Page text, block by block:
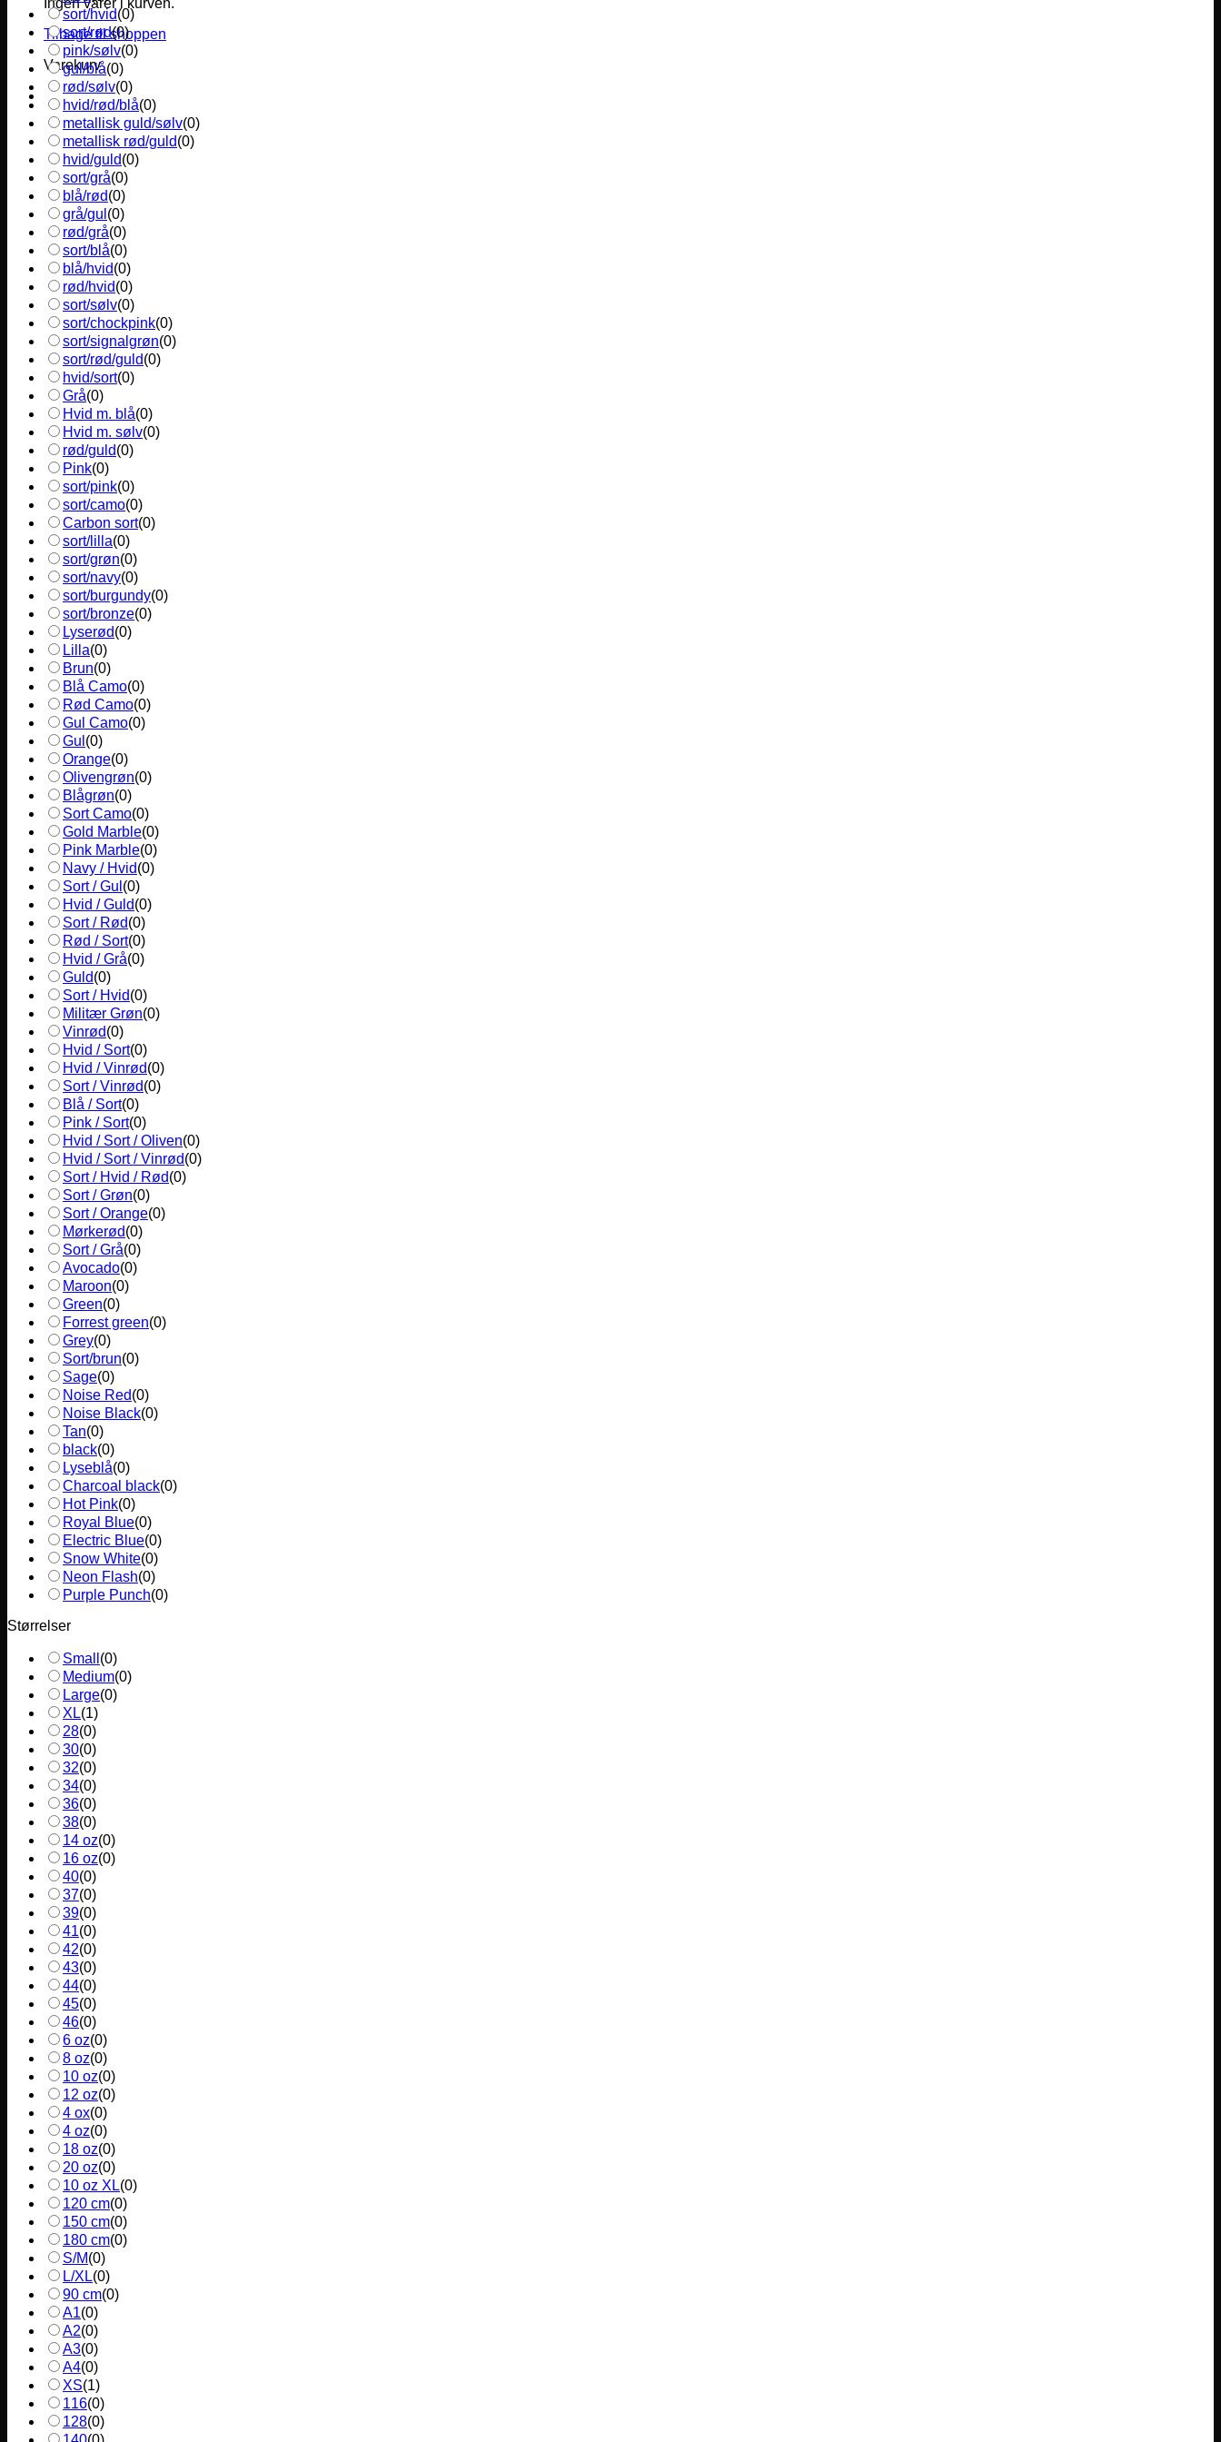
Ingen varer i kurven.
Tilbage til shoppen
Varekurv
sort/hvid(0)
sort/rød(0)
pink/sølv(0)
gul/blå(0)
rød/sølv(0)
hvid/rød/blå(0)
metallisk guld/sølv(0)
metallisk rød/guld(0)
hvid/guld(0)
sort/grå(0)
blå/rød(0)
grå/gul (0)
rød/grå(0)
sort/blå(0)
blå/hvid(0)
rød/hvid(0)
sort/sølv(0)
sort/chockpink(0)
sort/signalgrøn(0)
sort/rød/guld(0)
hvid/sort(0)
Grå(0)
Hvid m. blå(0)
Hvid m. sølv(0)
rød/guld(0)
Pink(0)
sort/pink(0)
sort/camo(0)
Carbon sort(0)
sort/lilla(0)
sort/grøn(0)
sort/navy(0)
sort/burgundy(0)
sort/bronze(0)
Lyserød(0)
Lilla(0)
Brun(0)
Blå Camo(0)
Rød Camo(0)
Gul Camo(0)
Gul (0)
Orange(0)
Olivengrøn(0)
Blågrøn(0)
Sort Camo(0)
Gold Marble(0)
Pink Marble(0)
Navy / Hvid(0)
Sort / Gul (0)
Hvid / Guld(0)
Sort / Rød(0)
Rød / Sort(0)
Hvid / Grå(0)
Guld(0)
Sort / Hvid(0)
Militær Grøn(0)
Vinrød(0)
Hvid / Sort(0)
Hvid / Vinrød(0)
Sort / Vinrød(0)
Blå / Sort(0)
Pink / Sort(0)
Hvid / Sort / Oliven(0)
Hvid / Sort / Vinrød(0)
Sort / Hvid / Rød(0)
Sort / Grøn(0)
Sort / Orange(0)
Mørkerød(0)
Sort / Grå(0)
Avocado(0)
Maroon(0)
Green(0)
Forrest green(0)
Grey(0)
Sort/brun(0)
Sage(0)
Noise Red(0)
Noise Black(0)
Tan(0)
black(0)
Lyseblå(0)
Charcoal black(0)
Hot Pink(0)
Royal Blue(0)
Electric Blue(0)
Snow White(0)
Neon Flash(0)
Purple Punch(0)
Størrelser
Small (0)
Medium(0)
Large(0)
XL(1)
28(0)
30(0)
32(0)
34(0)
36(0)
38(0)
14 oz(0)
16 oz(0)
40(0)
37(0)
39(0)
41(0)
42(0)
43(0)
44(0)
45(0)
46(0)
6 oz(0)
8 oz(0)
10 oz(0)
12 oz(0)
4 ox(0)
4 oz(0)
18 oz(0)
20 oz(0)
10 oz XL(0)
120 cm(0)
150 cm(0)
180 cm(0)
S/M(0)
L/XL(0)
90 cm(0)
A1(0)
A2(0)
A3(0)
A4(0)
XS(1)
116(0)
128(0)